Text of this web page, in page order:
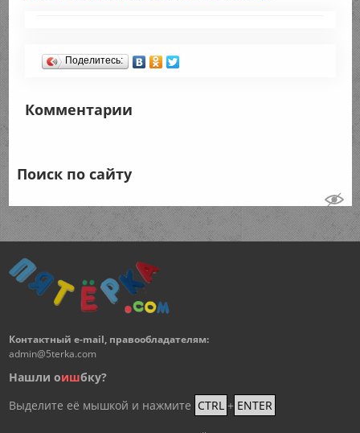
Поделитесь:
Комментарии
Поиск по сайту
Контактный e-mail, правообладателям:
admin@5terka.com
Нашли оишбку?
Выделите её мышкой и нажмите CTRL + ENTER